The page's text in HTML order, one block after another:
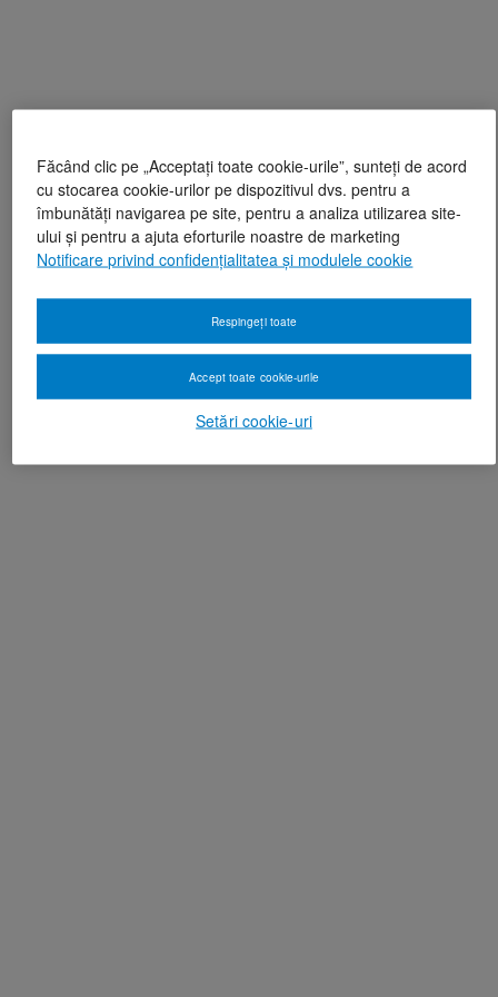
Făcând clic pe „Acceptați toate cookie-urile”, sunteți de acord
cu stocarea cookie-urilor pe dispozitivul dvs. pentru a
îmbunătăți navigarea pe site, pentru a analiza utilizarea site-
ului și pentru a ajuta eforturile noastre de marketing
Notificare privind confidențialitatea și modulele cookie
Setări cookie-uri
Respingeți toate
Accept toate cookie-urile